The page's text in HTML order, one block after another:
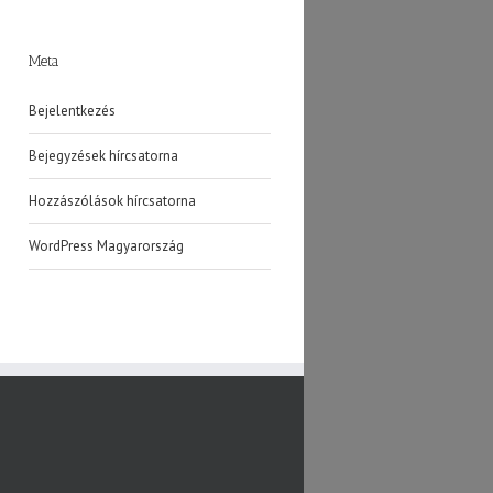
Meta
Bejelentkezés
Bejegyzések hírcsatorna
Hozzászólások hírcsatorna
WordPress Magyarország